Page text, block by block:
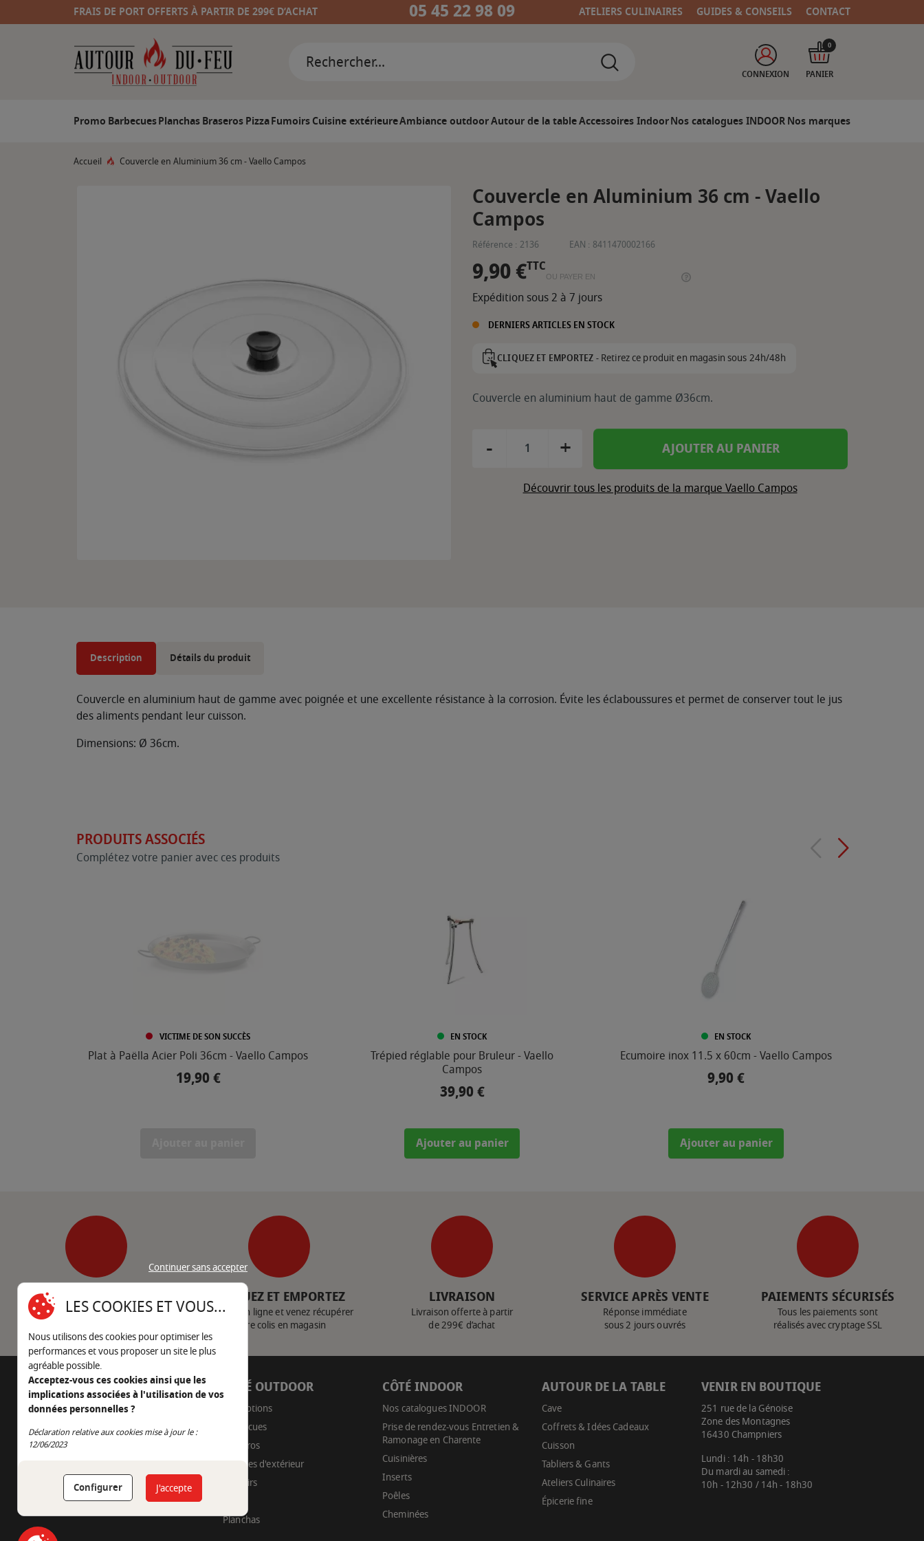
FRAIS DE PORT OFFERTS À PARTIR DE 299€ D’ACHAT 05 45 22 98 09 ATELIERS CULINAIRES GUIDES & CONSEILS CONTACT
CONNEXION PANIER
0
Promo BarbecuesPlanchasBraserosPizzaFumoirsCuisine extérieureAmbiance outdoorAutour de la tableAccessoires IndoorNos catalogues INDOORNos marques
Accueil Couvercle en Aluminium 36 cm - Vaello Campos
Couvercle en Aluminium 36 cm - Vaello
Campos
Référence : 2136 EAN : 8411470002166
9,90 €TTC
OU PAYER EN
Expédition sous 2 à 7 jours
DERNIERS ARTICLES EN STOCK
CLIQUEZ ET EMPORTEZ -Retirez ce produit en magasin sous 24h/48h
Couvercle en aluminium haut de gamme Ø36cm.
- + AJOUTER AU PANIER
Découvrir tous les produits de la marque Vaello Campos
Description Détails du produit
Couvercle en aluminium haut de gamme avec poignée et une excellente résistance à la corrosion. Évite les éclaboussures et permet de conserver tout le jus
des aliments pendant leur cuisson.
Dimensions: Ø 36cm.
PRODUITS ASSOCIÉS
Complétez votre panier avec ces produits
VICTIME DE SON SUCCÈS
Plat à Paëlla Acier Poli 36cm - Vaello Campos
Prix
19,90 €
EN STOCK
Trépied réglable pour Bruleur - Vaello
Campos
Prix
39,90 €
Ajouter au panier
EN STOCK
Ecumoire inox 11.5 x 60cm - Vaello Campos
Prix
9,90 €
Ajouter au panier
SERVICE CLIENT
Nous contacter
CLIQUEZ ET EMPORTEZ
Achetez en ligne et venez récupérer
votre colis en magasin
LIVRAISON
Livraison offerte à partir
de 299€ d’achat
SERVICE APRÈS VENTE
Réponse immédiate
sous 2 jours ouvrés
PAIEMENTS SÉCURISÉS
Tous les paiements sont
réalisés avec cryptage SSL
AUTOUR DU FEU
05 45 22 98 09
Nous envoyer un e-mail
CÔTÉ OUTDOOR
Promotions
Barbecues
Braseros
Cuisines d'extérieur
Fumoirs
Planchas
CÔTÉ INDOOR
Nos catalogues INDOOR
Prise de rendez-vous Entretien &
Ramonage en Charente
Cuisinières
Inserts
Poêles
Cheminées
AUTOUR DE LA TABLE
Cave
Coffrets & Idées Cadeaux
Cuisson
Tabliers & Gants
Ateliers Culinaires
Épicerie fine
VENIR EN BOUTIQUE
251 rue de la Génoise
Zone des Montagnes
16430 Champniers
Lundi : 14h - 18h30
Du mardi au samedi :
10h - 12h30 / 14h - 18h30
Continuer sans accepter
LES COOKIES ET VOUS...
Nous utilisons des cookies pour optimiser les
performances et vous proposer un site le plus
agréable possible.
Acceptez-vous ces cookies ainsi que les
implications associées à l'utilisation de vos
données personnelles ?
Déclaration relative aux cookies mise à jour le :
12/06/2023
Configurer J'accepte